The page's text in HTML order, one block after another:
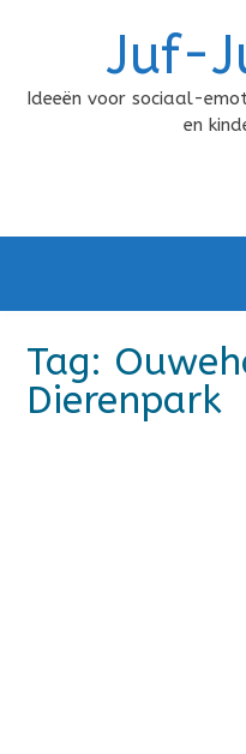
Juf-
Ideeën voor sociaal-
en
Tag:
Dierenpark